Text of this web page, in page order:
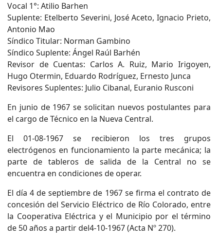
Vocal 1°: Atilio Barhen
Suplente: Etelberto Severini, José Aceto, Ignacio Prieto,
Antonio Mao
Síndico Titular: Norman Gambino
Síndico Suplente: Ángel Raúl Barhén
Revisor de Cuentas: Carlos A. Ruiz, Mario Irigoyen,
Hugo Otermin, Eduardo Rodríguez, Ernesto Junca
Revisores Suplentes: Julio Cibanal, Euranio Rusconi
En junio de 1967 se solicitan nuevos postulantes para
el cargo de Técnico en la Nueva Central.
El 01-08-1967 se recibieron los tres grupos
electrógenos en funcionamiento la parte mecánica; la
parte de tableros de salida de la Central no se
encuentra en condiciones de operar.
El día 4 de septiembre de 1967 se firma el contrato de
concesión del Servicio Eléctrico de Río Colorado, entre
la Cooperativa Eléctrica y el Municipio por el término
de 50 años a partir del4-10-1967 (Acta Nº 270).